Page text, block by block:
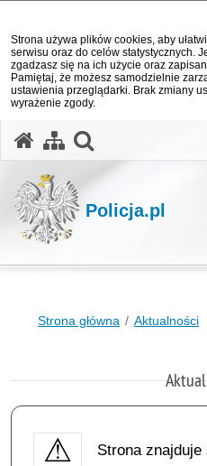
Strona używa plików cookies, aby
serwisu oraz do celów statystycznych.
zgadzasz się na ich użycie oraz
Pamiętaj, że możesz samodzielnie
ustawienia przeglądarki. Brak zmiany
wyrażenie zgody.
Policja.pl
Strona główna Aktualności
Strona